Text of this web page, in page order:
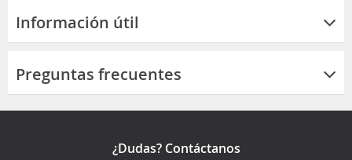
Información útil
Preguntas frecuentes
¿Dudas? Contáctanos